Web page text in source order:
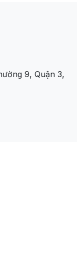
9, Quận 3,